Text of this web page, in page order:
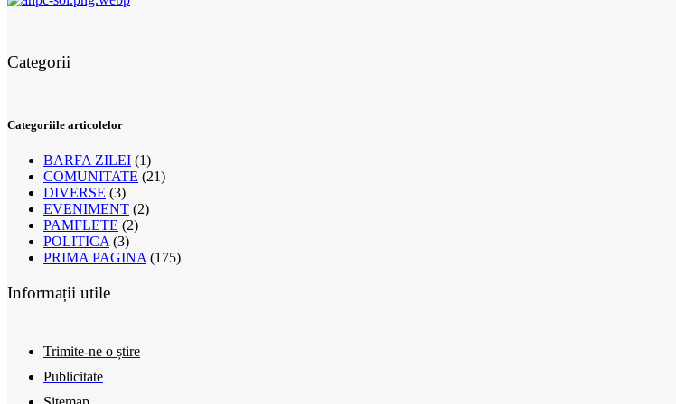
Categorii
Categoriile articolelor
BARFA ZILEI (1)
COMUNITATE (21)
DIVERSE (3)
EVENIMENT (2)
PAMFLETE (2)
POLITICA (3)
PRIMA PAGINA (175)
Informații utile
Trimite-ne o știre
Publicitate